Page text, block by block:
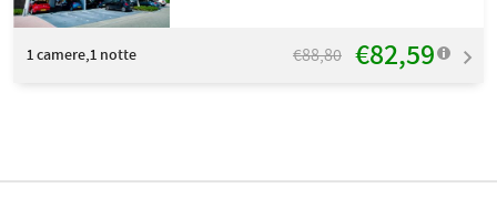
1camere,1 notte €88,80 €82,59